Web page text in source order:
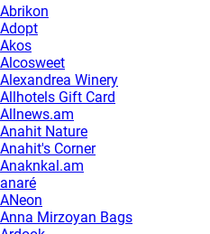
Abrikon
Adopt
Akos
Alcosweet
Alexandrea Winery
Allhotels Gift Card
Allnews.am
Anahit Nature
Anahit's Corner
Anaknkal.am
anaré
ANeon
Anna Mirzoyan Bags